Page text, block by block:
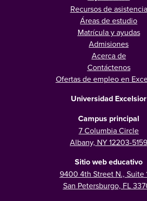
Recursos de asistencia
Áreas de estudio
Matrícula y ayudas
Admisiones
Acerca de
Contáctenos
Ofertas de empleo en
Universidad Excelsior
Campus principal
7 Columbia Circle
Albany, NY 12203-5159
Sitio web educativo
9400 4th Street N., Suite
San Petersburgo, FL